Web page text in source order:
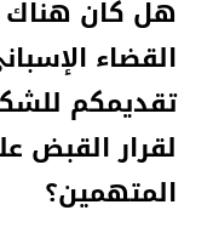
هل كان هناك
القضاء
تقديمكم
لقرار القبض
المتهمين؟